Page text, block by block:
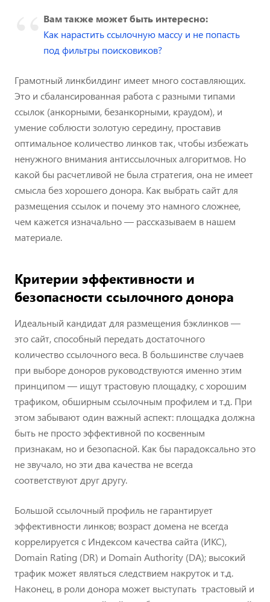
Вам также может быть интересно:
Как нарастить ссылочную массу и не попасть
под фильтры поисковиков?
Грамотный линкбилдинг имеет много составляющих.
Это и сбалансированная работа с разными типами
ссылок (анкорными, безанкорными, краудом), и
умение соблюсти золотую середину, проставив
оптимальное количество линков так, чтобы избежать
ненужного внимания антиссылочных алгоритмов. Но
какой бы расчетливой не была стратегия, она не имеет
смысла без хорошего донора. Как выбрать сайт для
размещения ссылок и почему это намного сложнее,
чем кажется изначально — рассказываем в нашем
материале.
Критерии эффективности и
безопасности ссылочного донора
Идеальный кандидат для размещения бэклинков —
это сайт, способный передать достаточного
количество ссылочного веса. В большинстве случаев
при выборе доноров руководствуются именно этим
принципом — ищут трастовую площадку, с хорошим
трафиком, обширным ссылочным профилем и т.д. При
этом забывают один важный аспект: площадка должна
быть не просто эффективной по косвенным
признакам, но и безопасной. Как бы парадоксально это
не звучало, но эти два качества не всегда
соответствуют друг другу.
Большой ссылочный профиль не гарантирует
эффективности линков; возраст домена не всегда
коррелируется с Индексом качества сайта (ИКС),
Domain Rating (DR) и Domain Authority (DA); высокий
трафик может являться следствием накруток и т.д.
Наконец, в роли донора может выступать трастовый и